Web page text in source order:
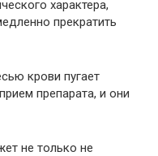
характера,
прекратить
крови пугает
препарата, и они
не только не